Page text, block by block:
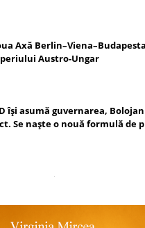
Axă
Austro-Ungar
își asumă guvernarea,
Se naște o nouă formulă de